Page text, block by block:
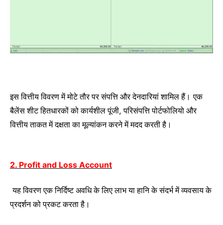
इस वित्तीय विवरण में मोटे तौर पर संपत्ति और देनदारियां शामिल हैं। एक
बैलेंस शीट हितधारकों को कार्यशील पूंजी,परिसंपत्ति पोर्टफोलियो और
वित्तीय ताकत में दक्षता का मूल्यांकन करने में मदद करती है।
2. Profit and Loss Account
यह विवरण एक निर्दिष्ट अवधि के लिए लाभ या हानि के संदर्भ में व्यवसाय के
प्रदर्शन को प्रकट करता है।